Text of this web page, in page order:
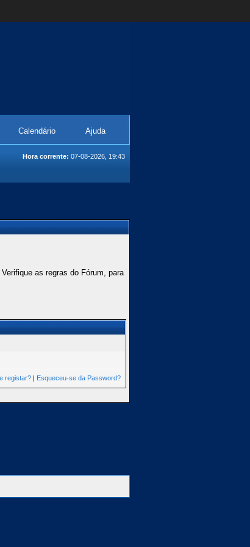
Calendário Ajuda
Hora corrente: 07-08-2026, 19:43
as regras do Fórum, para
registar? | Esqueceu-se da Password?